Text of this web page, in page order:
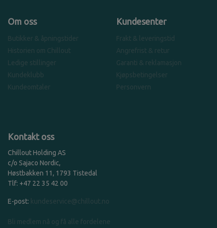
Om oss
Butikker & åpningstider
Historien om Chillout
Ledige stillinger
Kundeklubb
Kundeomtaler
Kundesenter
Frakt & leveringstid
Angrefrist & retur
Garanti & reklamasjon
Kjøpsbetingelser
Personvern
Kontakt oss
Chillout Holding AS
c/o Sajaco Nordic,
Høstbakken 11, 1793 Tistedal
Tlf: +47 22 35 42 00
E-post: kundeservice@chillout.no
Bli medlem nå og få alle fordelene